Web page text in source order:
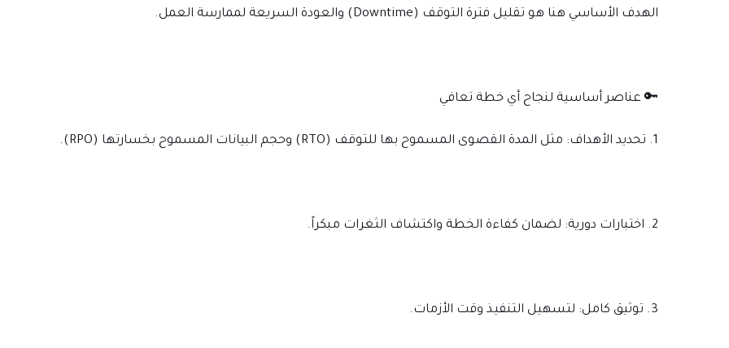
الهدف الأساسي هنا هو تقليل فترة التوقف (Downtime) والعودة السريعة لممارسة العمل.
🔑 عناصر أساسية لنجاح أي خطة تعافي
1. تحديد الأهداف: مثل المدة القصوى المسموح بها للتوقف (RTO) وحجم البيانات المسموح بخسارتها (RPO).
2. اختبارات دورية: لضمان كفاءة الخطة واكتشاف الثغرات مبكراً.
3. توثيق كامل: لتسهيل التنفيذ وقت الأزمات.